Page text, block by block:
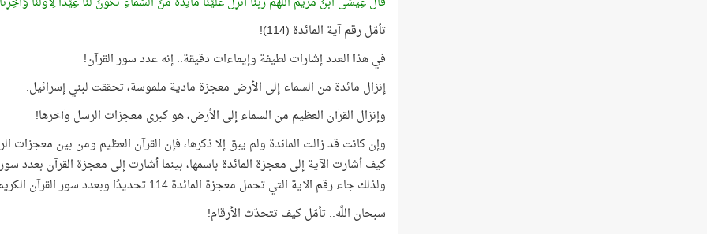
تأمّل رقم آية المائدة (114)!
في هذا العدد إشارات لطيفة وإيماءات دقيقة.. إنه عدد سور القرآن!
إنزال مائدة من السماء إلى الأرض معجزة مادية ملموسة، تحققت لبني إسرائيل.
وإنزال القرآن العظيم من السماء إلى الأرض، هو كبرى معجزات الرسل وآخرها!
وإن كانت قد زالت المائدة ولم يبق إلا ذكرها، فإن القرآن العظيم ومن بين معجزات
كيف أشارت الآية إلى معجزة المائدة باسمها، بينما أشارت إلى معجزة القرآن بعدد
ولذلك جاء رقم الآية التي تحمل معجزة المائدة 114 تحديدًا وبعدد سور القرآن الكريم ولم يأت أي رقم آخر غيره!
سبحان اللَّه.. تأمّل كيف تتحدّث الأرقام!